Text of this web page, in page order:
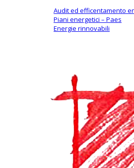
Audit ed efficentamento
Piani energetici – Paes
Energie rinnovabili